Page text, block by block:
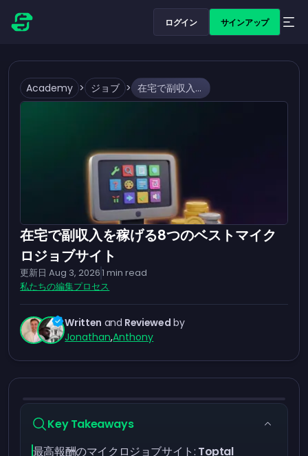
ログイン サインアップ
Academy > ジョブ > 在宅で副収入を稼げる8つのベストマイクロジョブサイト
在宅で副収入を稼げる8つのベストマイク
ロジョブサイト
更新日 Aug 3, 20261 min read
私たちの編集プロセス
Written and Reviewed by
Jonathan,Anthony
Key Takeaways
最高報酬のマイクロジョブサイト: Toptal